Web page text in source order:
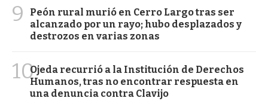
9
Peón rural murió en Cerro Largo tras ser
alcanzado por un rayo; hubo desplazados y
destrozos en varias zonas
10Ojeda recurrió a la Institución de Derechos
Humanos, tras no encontrar respuesta en
una denuncia contra Clavijo